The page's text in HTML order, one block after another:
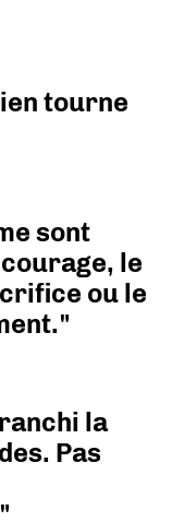
tourne
sont
le
ou le
la
Pas